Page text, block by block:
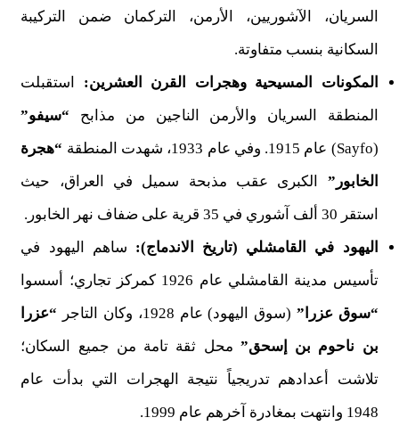
السريان، الآشوريين، الأرمن، التركمان ضمن التركيبة
السكانية بنسب متفاوتة.
المكونات المسيحية وهجرات القرن العشرين: استقبلت
المنطقة السريان والأرمن الناجين من مذابح “سيفو”
(Sayfo) عام 1915. وفي عام 1933، شهدت المنطقة
“هجرة
الخابور” الكبرى عقب مذبحة سميل في العراق، حيث
استقر 30 ألف آشوري في 35 قرية على ضفاف نهر الخابور.
اليهود في القامشلي (تاريخ الاندماج): ساهم اليهود في
تأسيس مدينة القامشلي عام 1926 كمركز تجاري؛ أسسوا
“سوق عزرا” (سوق اليهود) عام 1928، وكان التاجر
“عزرا
بن ناحوم بن إسحق” محل ثقة تامة من جميع السكان؛
تلاشت أعدادهم تدريجياً نتيجة الهجرات التي بدأت عام
1948 وانتهت بمغادرة آخرهم عام 1999.